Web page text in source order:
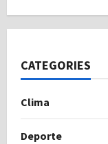
CATEGORIES
Clima
Deporte